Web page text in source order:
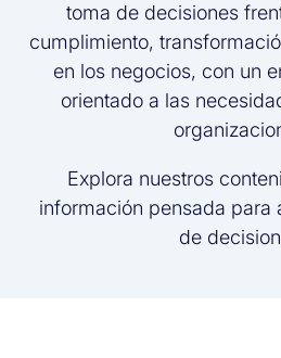
toma de decisiones
cumplimiento,
en los negocios, con un
orientado a las
Explora nuestros
información pensada para
de